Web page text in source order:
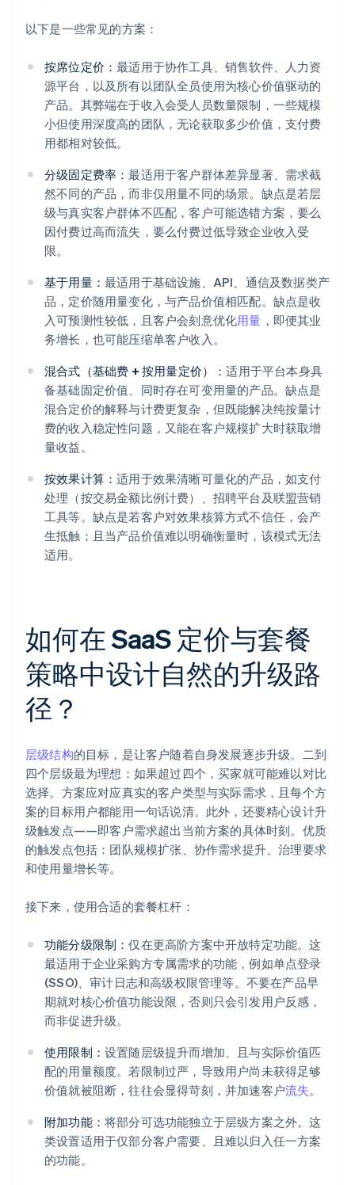
以下是一些常见的方案：
按席位定价：最适用于协作工具、销售软件、人力资
源平台，以及所有以团队全员使用为核心价值驱动的
产品。其弊端在于收入会受人员数量限制，一些规模
小但使用深度高的团队，无论获取多少价值，支付费
用都相对较低。
分级固定费率：最适用于客户群体差异显著、需求截
然不同的产品，而非仅用量不同的场景。缺点是若层
级与真实客户群体不匹配，客户可能选错方案，要么
因付费过高而流失，要么付费过低导致企业收入受
限。
基于用量： 最适用于基础设施、API、通信及数据类产
品，定价随用量变化，与产品价值相匹配。缺点是收
入可预测性较低，且客户会刻意优化用量 ，即便其业
务增长，也可能压缩单客户收入。
混合式（基础费 + 按用量定价）：适用于平台本身具
备基础固定价值、同时存在可变用量的产品。缺点是
混合定价的解释与计费更复杂，但既能解决纯按量计
费的收入稳定性问题，又能在客户规模扩大时获取增
量收益。
按效果计算：适用于效果清晰可量化的产品，如支付
处理（按交易金额比例计费）、招聘平台及联盟营销
工具等。缺点是若客户对效果核算方式不信任，会产
生抵触；且当产品价值难以明确衡量时，该模式无法
适用。
如何在 SaaS 定价与套餐
策略中设计自然的升级路
径？
层级结构的目标，是让客户随着自身发展逐步升级。二到
四个层级最为理想：如果超过四个，买家就可能难以对比
选择。方案应对应真实的客户类型与实际需求，且每个方
案的目标用户都能用一句话说清。此外，还要精心设计升
级触发点——即客户需求超出当前方案的具体时刻。优质
的触发点包括：团队规模扩张、协作需求提升、治理要求
和使用量增长等。
接下来，使用合适的套餐杠杆：
功能分级限制：仅在更高阶方案中开放特定功能。这
最适用于企业采购方专属需求的功能，例如单点登录
(SSO)、审计日志和高级权限管理等。不要在产品早
期就对核心价值功能设限，否则只会引发用户反感，
而非促进升级。
使用限制： 设置随层级提升而增加、且与实际价值匹
配的用量额度。若限制过严，导致用户尚未获得足够
价值就被阻断，往往会显得苛刻，并加速客户流失。
附加功能： 将部分可选功能独立于层级方案之外。这
类设置适用于仅部分客户需要、且难以归入任一方案
的功能。